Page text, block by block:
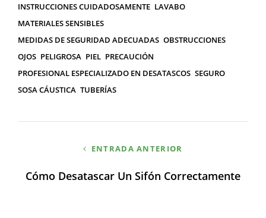
INSTRUCCIONES CUIDADOSAMENTE LAVABO
MATERIALES SENSIBLES
MEDIDAS DE SEGURIDAD ADECUADAS OBSTRUCCIONES
OJOS PELIGROSA PIEL PRECAUCIÓN
PROFESIONAL ESPECIALIZADO EN DESATASCOS SEGURO
SOSA CÁUSTICA TUBERÍAS
entradas
ENTRADA ANTERIOR
Cómo Desatascar Un Sifón Correctamente